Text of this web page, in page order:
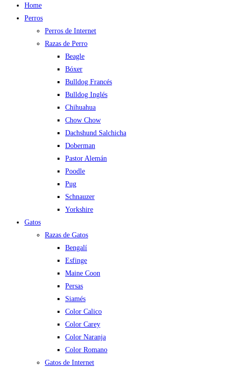
Home
Perros
Perros de Internet
Razas de Perro
Beagle
Bóxer
Bulldog Francés
Bulldog Inglés
Chihuahua
Chow Chow
Dachshund Salchicha
Doberman
Pastor Alemán
Poodle
Pug
Schnauzer
Yorkshire
Gatos
Razas de Gatos
Bengalí
Esfinge
Maine Coon
Persas
Siamés
Color Calico
Color Carey
Color Naranja
Color Romano
Gatos de Internet